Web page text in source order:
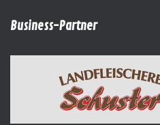
Business-Partner